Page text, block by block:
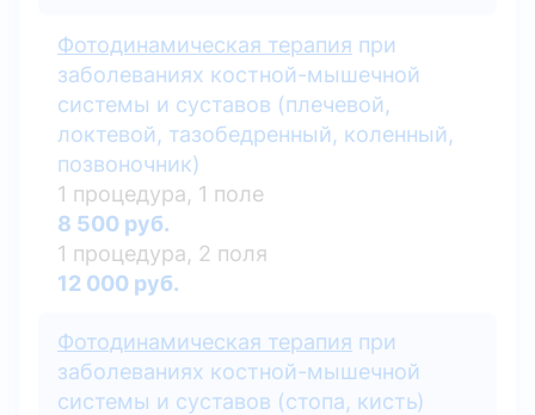
Фотодинамическая терапия при
заболеваниях костной-мышечной
системы и суставов (плечевой,
локтевой, тазобедренный, коленный,
позвоночник)
1 процедура, 1 поле
8 500 руб.
1 процедура, 2 поля
12 000 руб.
Фотодинамическая терапия при
заболеваниях костной-мышечной
системы и суставов (стопа, кисть)